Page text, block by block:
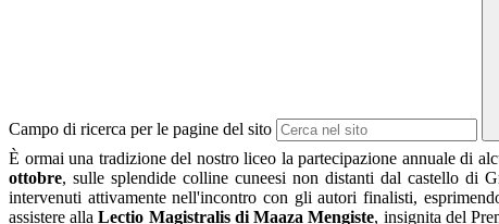
Campo di ricerca per le pagine del sito
È ormai una tradizione del nostro liceo la partecipazione annuale di
ottobre, sulle splendide colline cuneesi non distanti dal castello di
intervenuti attivamente nell'incontro con gli autori finalisti,
assistere allaLectio Magistralis di Maaza Mengiste, insignita del